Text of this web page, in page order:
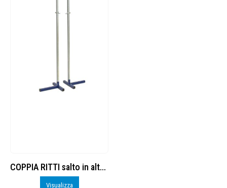
COPPIA RITTI salto in alto scolastici altezza
Visualizza